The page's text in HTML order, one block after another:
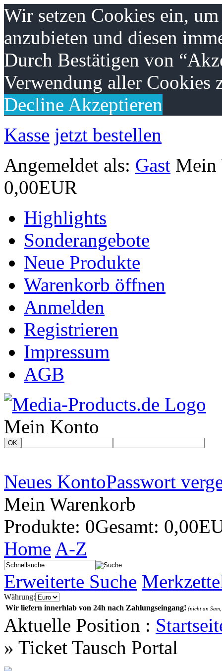
Wir setzen Cookies ein,
anzubieten und diesen
Durch Bestätigen von
Verwendung aller Cookies
Decline Akzeptieren
Kasse jetzt bestellen
Angemeldet als: Gast Mein
0,00EUR
Highlights
Sonderangebote
Neue Produkte
Warenkorb öffnen
Anmelden
Registrieren
Impressum
AGB
Mein Konto
OK
Neues KontoPasswort
Mein Warenkorb
Produkte: 0Gesamt:
Home A-Z
Erweiterte Suche
Währung:
Wir liefern innerhlab von 24h nach Zahlungseingang! (nicht an
Aktuelle Position :
» Ticket Tausch Portal